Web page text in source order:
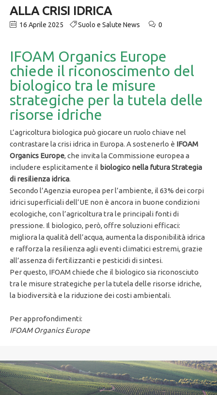
ALLA CRISI IDRICA
16 Aprile 2025 Suolo e Salute News 0
IFOAM Organics Europe
chiede il riconoscimento del
biologico tra le misure
strategiche per la tutela delle
risorse idriche
L’agricoltura biologica può giocare un ruolo chiave nel
contrastare la crisi idrica in Europa. A sostenerlo è IFOAM
Organics Europe, che invita la Commissione europea a
includere esplicitamente il biologico nella futura Strategia
di resilienza idrica.
Secondo l’Agenzia europea per l’ambiente, il 63% dei corpi
idrici superficiali dell’UE non è ancora in buone condizioni
ecologiche, con l’agricoltura tra le principali fonti di
pressione. Il biologico, però, offre soluzioni efficaci:
migliora la qualità dell’acqua, aumenta la disponibilità idrica
e rafforza la resilienza agli eventi climatici estremi, grazie
all’assenza di fertilizzanti e pesticidi di sintesi.
Per questo, IFOAM chiede che il biologico sia riconosciuto
tra le misure strategiche per la tutela delle risorse idriche,
la biodiversità e la riduzione dei costi ambientali.
Per approfondimenti:
IFOAM Organics Europe